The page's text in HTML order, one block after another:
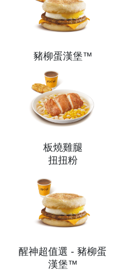
豬柳蛋漢堡™
板燒雞腿
扭扭粉
醒神超值選 - 豬柳蛋
漢堡™